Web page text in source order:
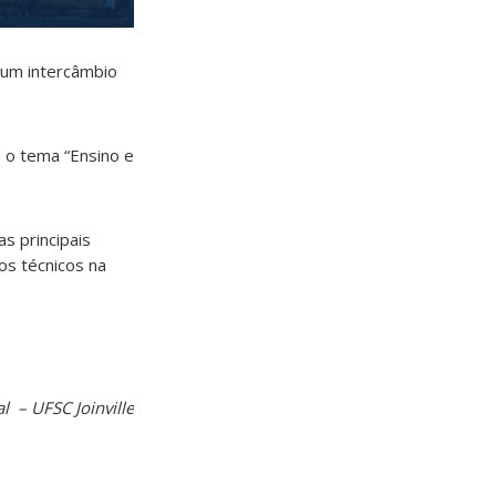
intercâmbio
tema “Ensino e
principais
técnicos na
– UFSC Joinville